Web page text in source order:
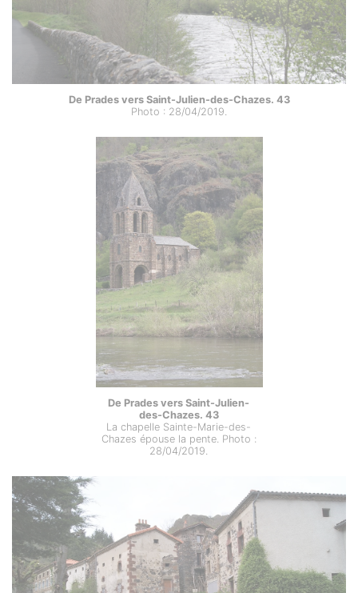
De Prades vers Saint-Julien-des-Chazes. 43
Photo : 28/04/2019.
De Prades vers Saint-Julien-
des-Chazes. 43
La chapelle Sainte-Marie-des-
Chazes épouse la pente. Photo :
28/04/2019.